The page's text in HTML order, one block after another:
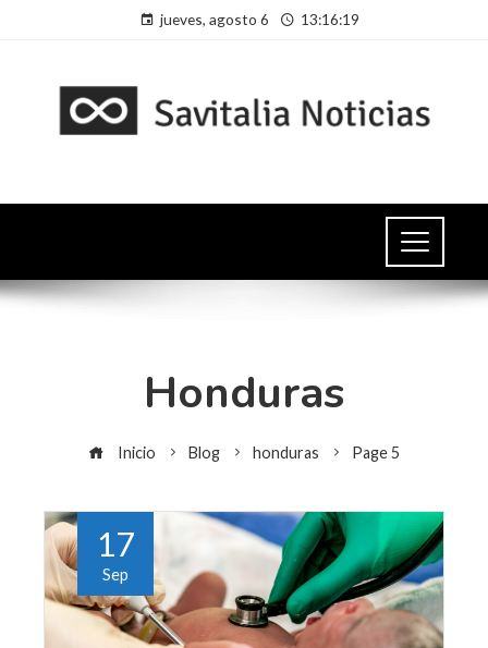
jueves, agosto 6 13:16:19
Honduras
Inicio Blog honduras Page 5
17
Sep